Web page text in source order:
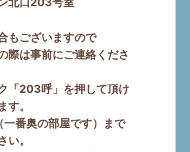
もございますので
際は事前にご連絡くださ
「203呼」を押して頂け
す。
番奥の部屋です）まで
い。